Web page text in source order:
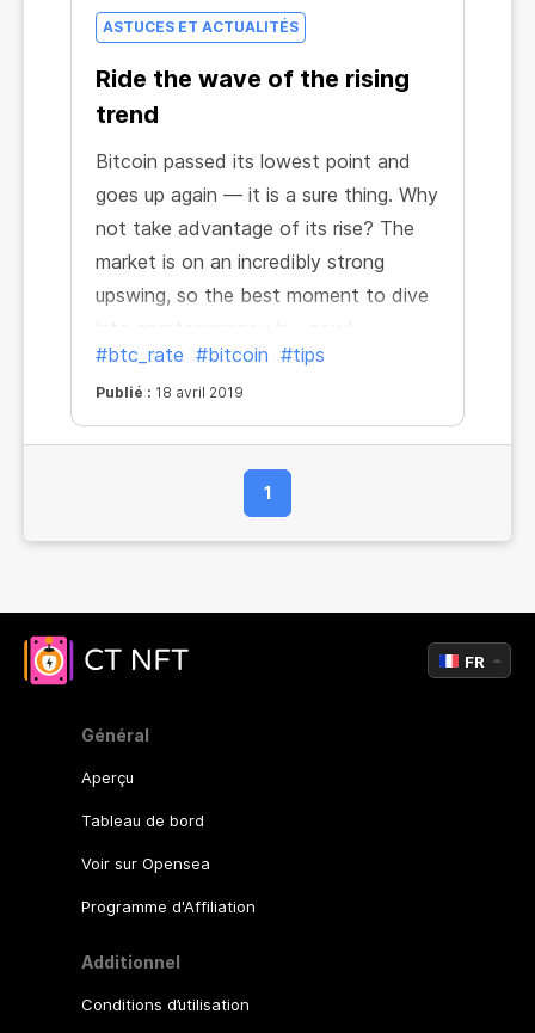
ASTUCES ET ACTUALITÉS
Ride the wave of the rising
trend
Bitcoin passed its lowest point and
goes up again — it is a sure thing. Why
not take advantage of its rise? The
market is on an incredibly strong
upswing, so the best moment to dive
into cryptocurrency is... now!
#btc_rate #bitcoin #tips
Publié : 18 avril 2019
1
Général
Aperçu
Tableau de bord
Voir sur Opensea
Programme d'Affiliation
Additionnel
Conditions d’utilisation
FR